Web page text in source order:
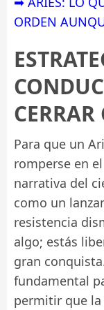
ORDEN
Para que un
romperse en
narrativa del
como un
resistencia
algo; estás
gran
fundamental
permitir que